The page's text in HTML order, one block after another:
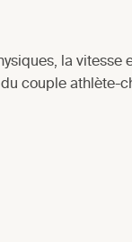
la vitesse
couple athlète-